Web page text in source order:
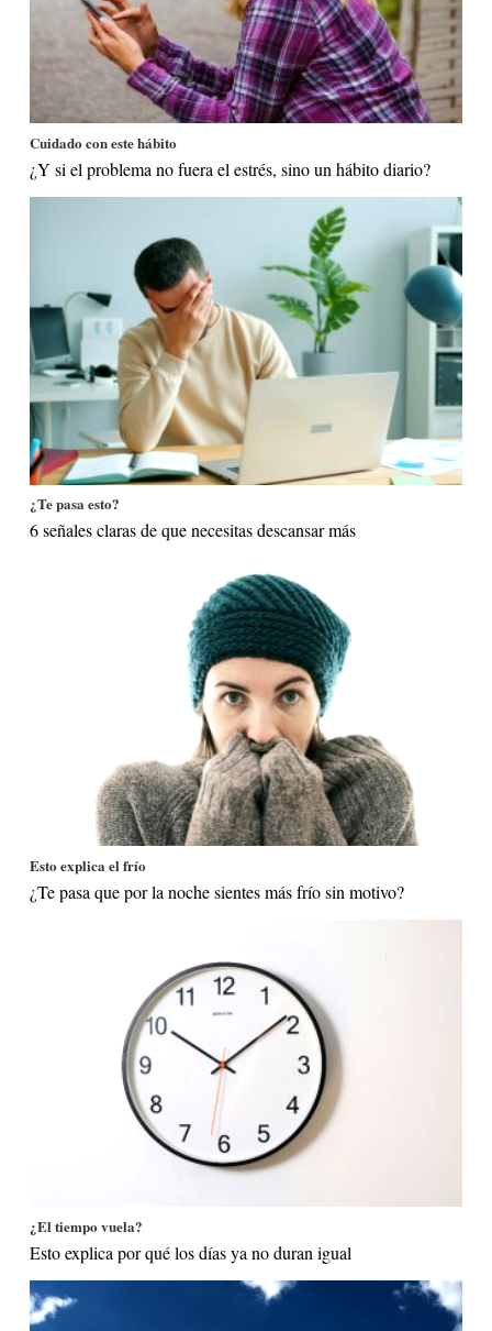
Cuidado con este hábito
¿Y si el problema no fuera el estrés, sino un hábito diario?
¿Te pasa esto?
6 señales claras de que necesitas descansar más
Esto explica el frío
¿Te pasa que por la noche sientes más frío sin motivo?
¿El tiempo vuela?
Esto explica por qué los días ya no duran igual